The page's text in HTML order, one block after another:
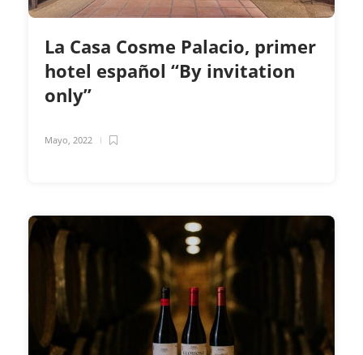
La Casa Cosme Palacio, primer
hotel español “By invitation
only”
Mayo, 2022